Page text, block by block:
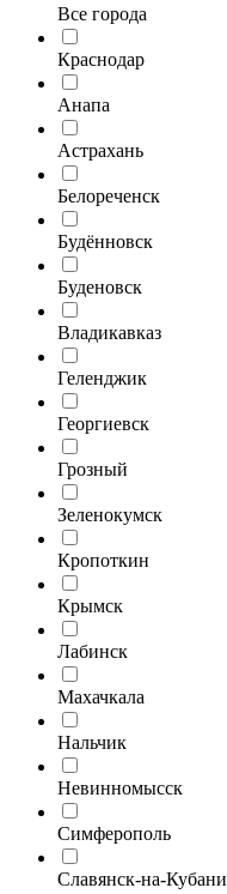
Все города
Краснодар
Анапа
Астрахань
Белореченск
Будённовск
Буденовск
Владикавказ
Геленджик
Георгиевск
Грозный
Зеленокумск
Кропоткин
Крымск
Лабинск
Махачкала
Нальчик
Невинномысск
Симферополь
Славянск-на-Кубани